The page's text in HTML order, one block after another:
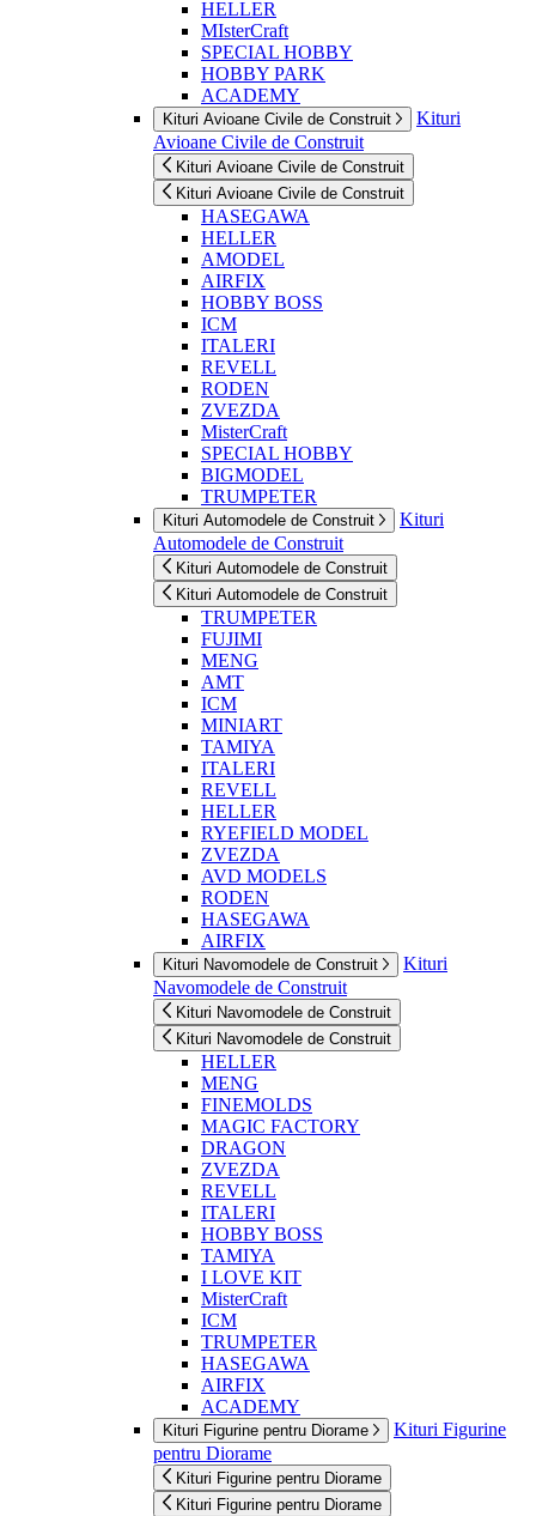
HELLER
MIsterCraft
SPECIAL HOBBY
HOBBY PARK
ACADEMY
Kituri Avioane Civile de Construit
Kituri
Avioane Civile de Construit
Kituri Avioane Civile de Construit
Kituri Avioane Civile de Construit
HASEGAWA
HELLER
AMODEL
AIRFIX
HOBBY BOSS
ICM
ITALERI
REVELL
RODEN
ZVEZDA
MisterCraft
SPECIAL HOBBY
BIGMODEL
TRUMPETER
Kituri Automodele de Construit
Kituri
Automodele de Construit
Kituri Automodele de Construit
Kituri Automodele de Construit
TRUMPETER
FUJIMI
MENG
AMT
ICM
MINIART
TAMIYA
ITALERI
REVELL
HELLER
RYEFIELD MODEL
ZVEZDA
AVD MODELS
RODEN
HASEGAWA
AIRFIX
Kituri Navomodele de Construit
Kituri
Navomodele de Construit
Kituri Navomodele de Construit
Kituri Navomodele de Construit
HELLER
MENG
FINEMOLDS
MAGIC FACTORY
DRAGON
ZVEZDA
REVELL
ITALERI
HOBBY BOSS
TAMIYA
I LOVE KIT
MisterCraft
ICM
TRUMPETER
HASEGAWA
AIRFIX
ACADEMY
Kituri Figurine pentru Diorame
Kituri Figurine
pentru Diorame
Kituri Figurine pentru Diorame
Kituri Figurine pentru Diorame